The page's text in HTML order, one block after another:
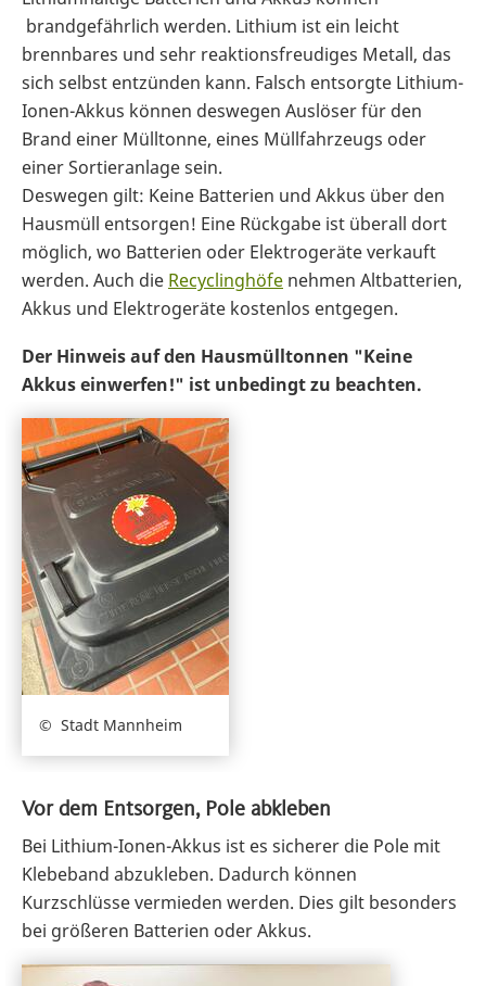
brandgefährlich werden. Lithium ist ein leicht
brennbares und sehr reaktionsfreudiges Metall, das
sich selbst entzünden kann. Falsch entsorgte Lithium-
Ionen-Akkus können deswegen Auslöser für den
Brand einer Mülltonne, eines Müllfahrzeugs oder
einer Sortieranlage sein.
Deswegen gilt: Keine Batterien und Akkus über den
Hausmüll entsorgen! Eine Rückgabe ist überall dort
möglich, wo Batterien oder Elektrogeräte verkauft
werden. Auch die Recyclinghöfe nehmen Altbatterien,
Akkus und Elektrogeräte kostenlos entgegen.
Der Hinweis auf den Hausmülltonnen "Keine
Akkus einwerfen!" ist unbedingt zu beachten.
Stadt Mannheim
Vor dem Entsorgen, Pole abkleben
Bei Lithium-Ionen-Akkus ist es sicherer die Pole mit
Klebeband abzukleben. Dadurch können
Kurzschlüsse vermieden werden. Dies gilt besonders
bei größeren Batterien oder Akkus.